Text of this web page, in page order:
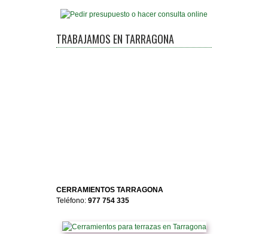
TRABAJAMOS EN TARRAGONA
CERRAMIENTOS TARRAGONA
Teléfono: 977 754 335